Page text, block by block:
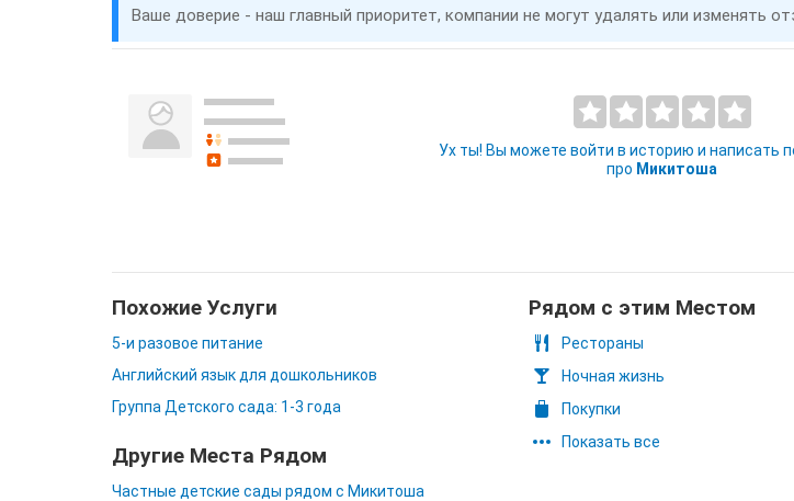
Ваше доверие - наш главный приоритет, компании не могут удалять или изменять
Ух ты! Вы можете войти в историю и написать
про Микитоша
Похожие Услуги
5-и разовое питание
Английский язык для дошкольников
Группа Детского сада: 1-3 года
Другие Места Рядом
Частные детские сады рядом с Микитоша
Рядом с этим Местом
Рестораны
Ночная жизнь
Покупки
Показать все